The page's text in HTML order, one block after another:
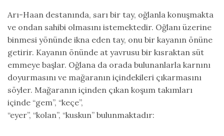
Arı-Haan destanında, sarı bir tay, oğlanla konuşmakta
ve ondan sahibi olmasını istemektedir. Oğlanı üzerine
binmesi yönünde ikna eden tay, onu bir kayanın önüne
getirir. Kayanın önünde at yavrusu bir kısraktan süt
emmeye başlar. Oğlana da orada bulunanlarla karnını
doyurmasını ve mağaranın içindekileri çıkarmasını
söyler. Mağaranın içinden çıkan koşum takımları
içinde “gem”, “keçe”,
“eyer”, “kolan”, “kuskun” bulunmaktadır: